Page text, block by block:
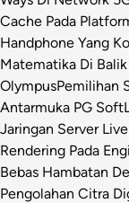
Cache Pada
Handphone Yang
Matematika Di
OlympusPemilihan
Antarmuka PG Soft
Jaringan Server
Rendering Pada
Bebas Hambatan
Pengolahan Citra